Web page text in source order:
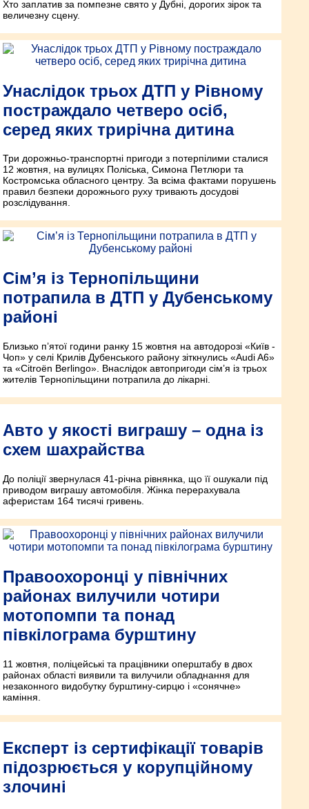
Хто заплатив за помпезне свято у Дубні, дорогих зірок та
величезну сцену.
Унаслідок трьох ДТП у Рівному
постраждало четверо осіб,
серед яких трирічна дитина
Три дорожньо-транспортні пригоди з потерпілими сталися
12 жовтня, на вулицях Поліська, Симона Петлюри та
Костромська обласного центру. За всіма фактами порушень
правил безпеки дорожнього руху тривають досудові
розслідування.
Сім’я із Тернопільщини
потрапила в ДТП у Дубенському
районі
Близько п’ятої години ранку 15 жовтня на автодорозі «Київ -
Чоп» у селі Крилів Дубенського району зіткнулись «Audi A6»
та «Citroën Berlingo». Внаслідок автопригоди сім’я із трьох
жителів Тернопільщини потрапила до лікарні.
Авто у якості виграшу – одна із
схем шахрайства
До поліції звернулася 41-річна рівнянка, що її ошукали під
приводом виграшу автомобіля. Жінка перерахувала
аферистам 164 тисячі гривень.
Правоохоронці у північних
районах вилучили чотири
мотопомпи та понад
півкілограма бурштину
11 жовтня, поліцейські та працівники оперштабу в двох
районах області виявили та вилучили обладнання для
незаконного видобутку бурштину-сирцю і «сонячне»
каміння.
Експерт із сертифікації товарів
підозрюється у корупційному
злочині